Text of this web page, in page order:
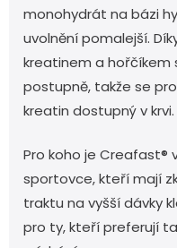
monohydrát na bázi
uvolnění pomalejší.
kreatinem a
postupně, takže se
kreatin dostupný v krvi.
Pro koho je Creafast®
sportovce, kteří mají
traktu na vyšší dávky
pro ty, kteří preferují